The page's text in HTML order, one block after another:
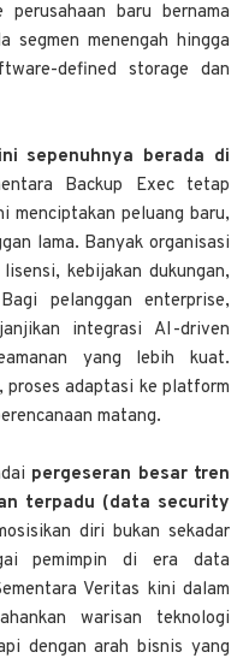
perusahaan baru bernama
segmen menengah hingga
defined storage dan
sepenuhnya berada di
Backup Exec tetap
menciptakan peluang baru,
lama. Banyak organisasi
kebijakan dukungan,
pelanggan enterprise,
integrasi AI-driven
yang lebih kuat.
proses adaptasi ke platform
matang.
pergeseran besar tren
terpadu (data security
diri bukan sekadar
pemimpin di era data
Veritas kini dalam
warisan teknologi
dengan arah bisnis yang